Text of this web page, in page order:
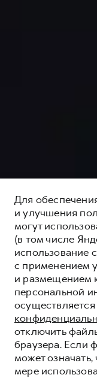
HAVAL
Для
и улучшения
могут
(в том числе
использование
с применением
и размещением
персональной
осуществляется
отключить
браузера. Если
может
мере